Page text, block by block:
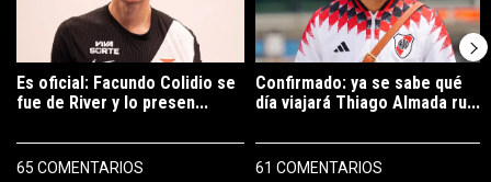
Es oficial: Facundo Colidio se
fue de River y lo presen...
65 COMENTARIOS
Confirmado: ya se sabe qué
día viajará Thiago Almada ru...
61 COMENTARIOS